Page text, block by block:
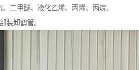
二甲醚、液化乙烯、丙烯、丙烷、
装卸鹤管。